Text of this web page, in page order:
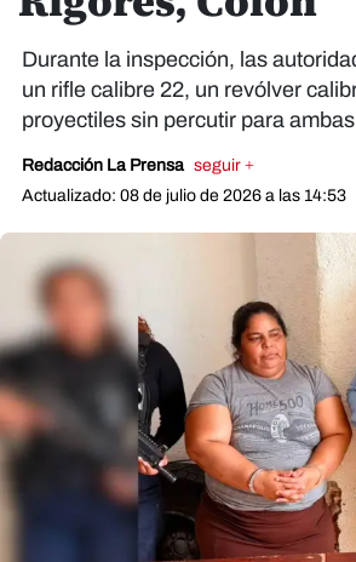
Durante la inspección, las
un rifle calibre 22, un revólver
proyectiles sin percutir para
Redacción La Prensa seguir +
Actualizado: 08 de julio de 2026 a las 14:53